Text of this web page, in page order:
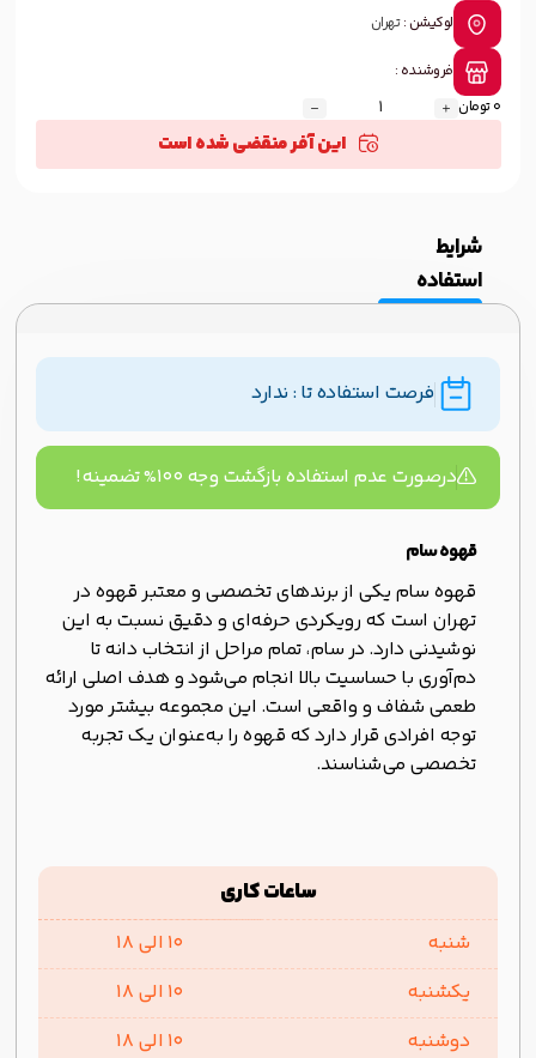
لوکیشن :تهران
فروشنده :
0 تومان
این آفر منقضی شده است
شرایط
استفاده
فرصت استفاده تا : ندارد
درصورت عدم استفاده بازگشت وجه ۱۰۰% تضمینه!
قهوه سام
قهوه سام یکی از برندهای تخصصی و معتبر قهوه در
تهران است که رویکردی حرفه‌ای و دقیق نسبت به این
نوشیدنی دارد. در سام، تمام مراحل از انتخاب دانه تا
دم‌آوری با حساسیت بالا انجام می‌شود و هدف اصلی ارائه
طعمی شفاف و واقعی است. این مجموعه بیشتر مورد
توجه افرادی قرار دارد که قهوه را به‌عنوان یک تجربه
تخصصی می‌شناسند.
ساعات کاری
شنبه
10 الی 18
یکشنبه
10 الی 18
دوشنبه
10 الی 18